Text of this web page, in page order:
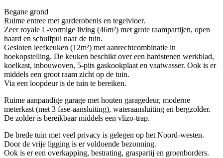
Begane grond
Ruime entree met garderobenis en tegelvloer.
Zeer royale L-vormige living (46m²) met grote raampartijen, open
haard en schuifpui naar de tuin.
Gesloten leefkeuken (12m²) met aanrechtcombinatie in
hoekopstelling. De keuken beschikt over een hardstenen werkblad,
koelkast, inbouwoven, 5-pits gaskookplaat en vaatwasser. Ook is er
middels een groot raam zicht op de tuin.
Via een loopdeur is de tuin te bereiken.
Ruime aanpandige garage met houten garagedeur, moderne
meterkast (met 3 fase-aansluiting), wateraansluiting en bergzolder.
De zolder is bereikbaar middels een vlizo-trap.
De brede tuin met veel privacy is gelegen op het Noord-westen.
Door de vrije ligging is er voldoende bezonning.
Ook is er een overkapping, bestrating, graspartij en groenborders.